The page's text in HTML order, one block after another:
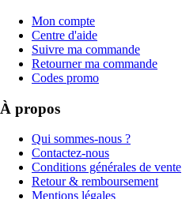
Mon compte
Centre d'aide
Suivre ma commande
Retourner ma commande
Codes promo
À propos
Qui sommes-nous ?
Contactez-nous
Conditions générales de vente
Retour & remboursement
Mentions légales